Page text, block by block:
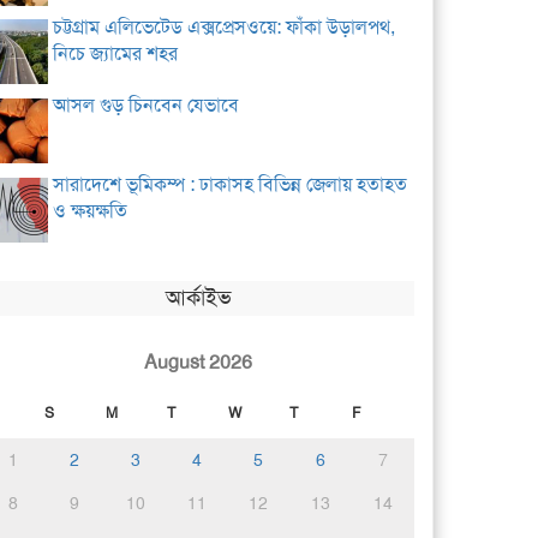
চট্টগ্রাম এলিভেটেড এক্সপ্রেসওয়ে: ফাঁকা উড়ালপথ,
নিচে জ্যামের শহর
আসল গুড় চিনবেন যেভাবে
সারাদেশে ভূমিকম্প : ঢাকাসহ বিভিন্ন জেলায় হতাহত
ও ক্ষয়ক্ষতি
আর্কাইভ
August 2026
S M T W T F
1 2 3 4 5 6
7
8
9 10 11 12 13
14